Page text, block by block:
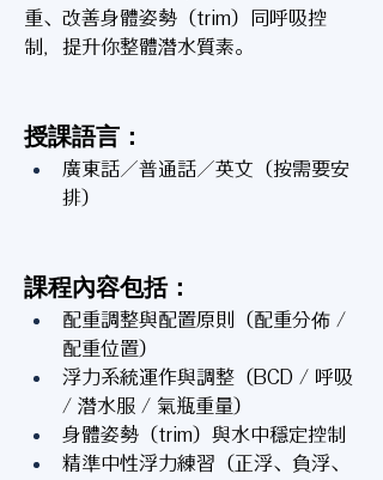
重、改善身體姿勢（trim）同呼吸控
制，提升你整體潛水質素。
授課語言：
廣東話／普通話／英文（按需要安
排）
課程內容包括：
配重調整與配置原則（配重分佈 /
配重位置）
浮力系統運作與調整（BCD / 呼吸
/ 潛水服 / 氣瓶重量）
身體姿勢（trim）與水中穩定控制
精準中性浮力練習（正浮、負浮、